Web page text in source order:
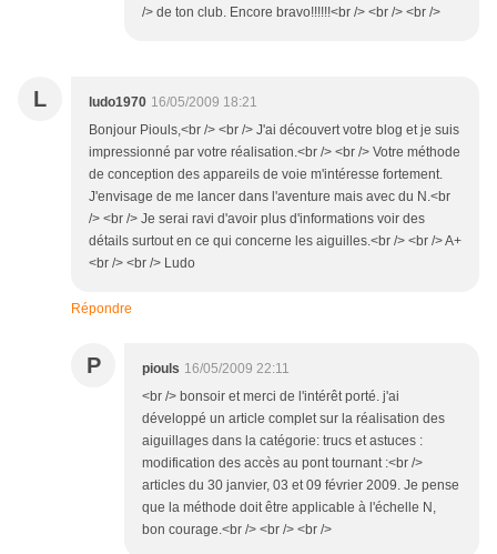
/> de ton club. Encore bravo!!!!!!<br /> <br /> <br />
L ludo1970 16/05/2009 18:21
Bonjour Piouls,<br /> <br /> J'ai découvert votre blog et je suis
impressionné par votre réalisation.<br /> <br /> Votre méthode
de conception des appareils de voie m'intéresse fortement.
J'envisage de me lancer dans l'aventure mais avec du N.<br
/> <br /> Je serai ravi d'avoir plus d'informations voir des
détails surtout en ce qui concerne les aiguilles.<br /> <br /> A+
<br /> <br /> Ludo
Répondre
P piouls 16/05/2009 22:11
<br /> bonsoir et merci de l'intérêt porté. j'ai
développé un article complet sur la réalisation des
aiguillages dans la catégorie: trucs et astuces :
modification des accès au pont tournant :<br />
articles du 30 janvier, 03 et 09 février 2009. Je pense
que la méthode doit être applicable à l'échelle N,
bon courage.<br /> <br /> <br />